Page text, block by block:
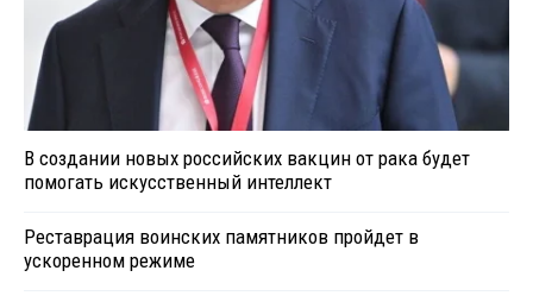
В создании новых российских вакцин от рака будет
помогать искусственный интеллект
Реставрация воинских памятников пройдет в
ускоренном режиме